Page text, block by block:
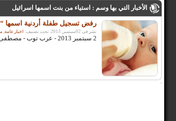
الأخبار التي بها وسم : استياء من بنت اسمها اسرائيل
رفض تسجيل طفلة أردنية اسمها
نشر فى 02سبتمبر, 2013. تحت تصنيف: اخبار عامة,
2 سبتمبر 2013 - عرب توب - مصطفى العديلي: رفض موظفو أحد مكاتب الأحوال المدنية ...